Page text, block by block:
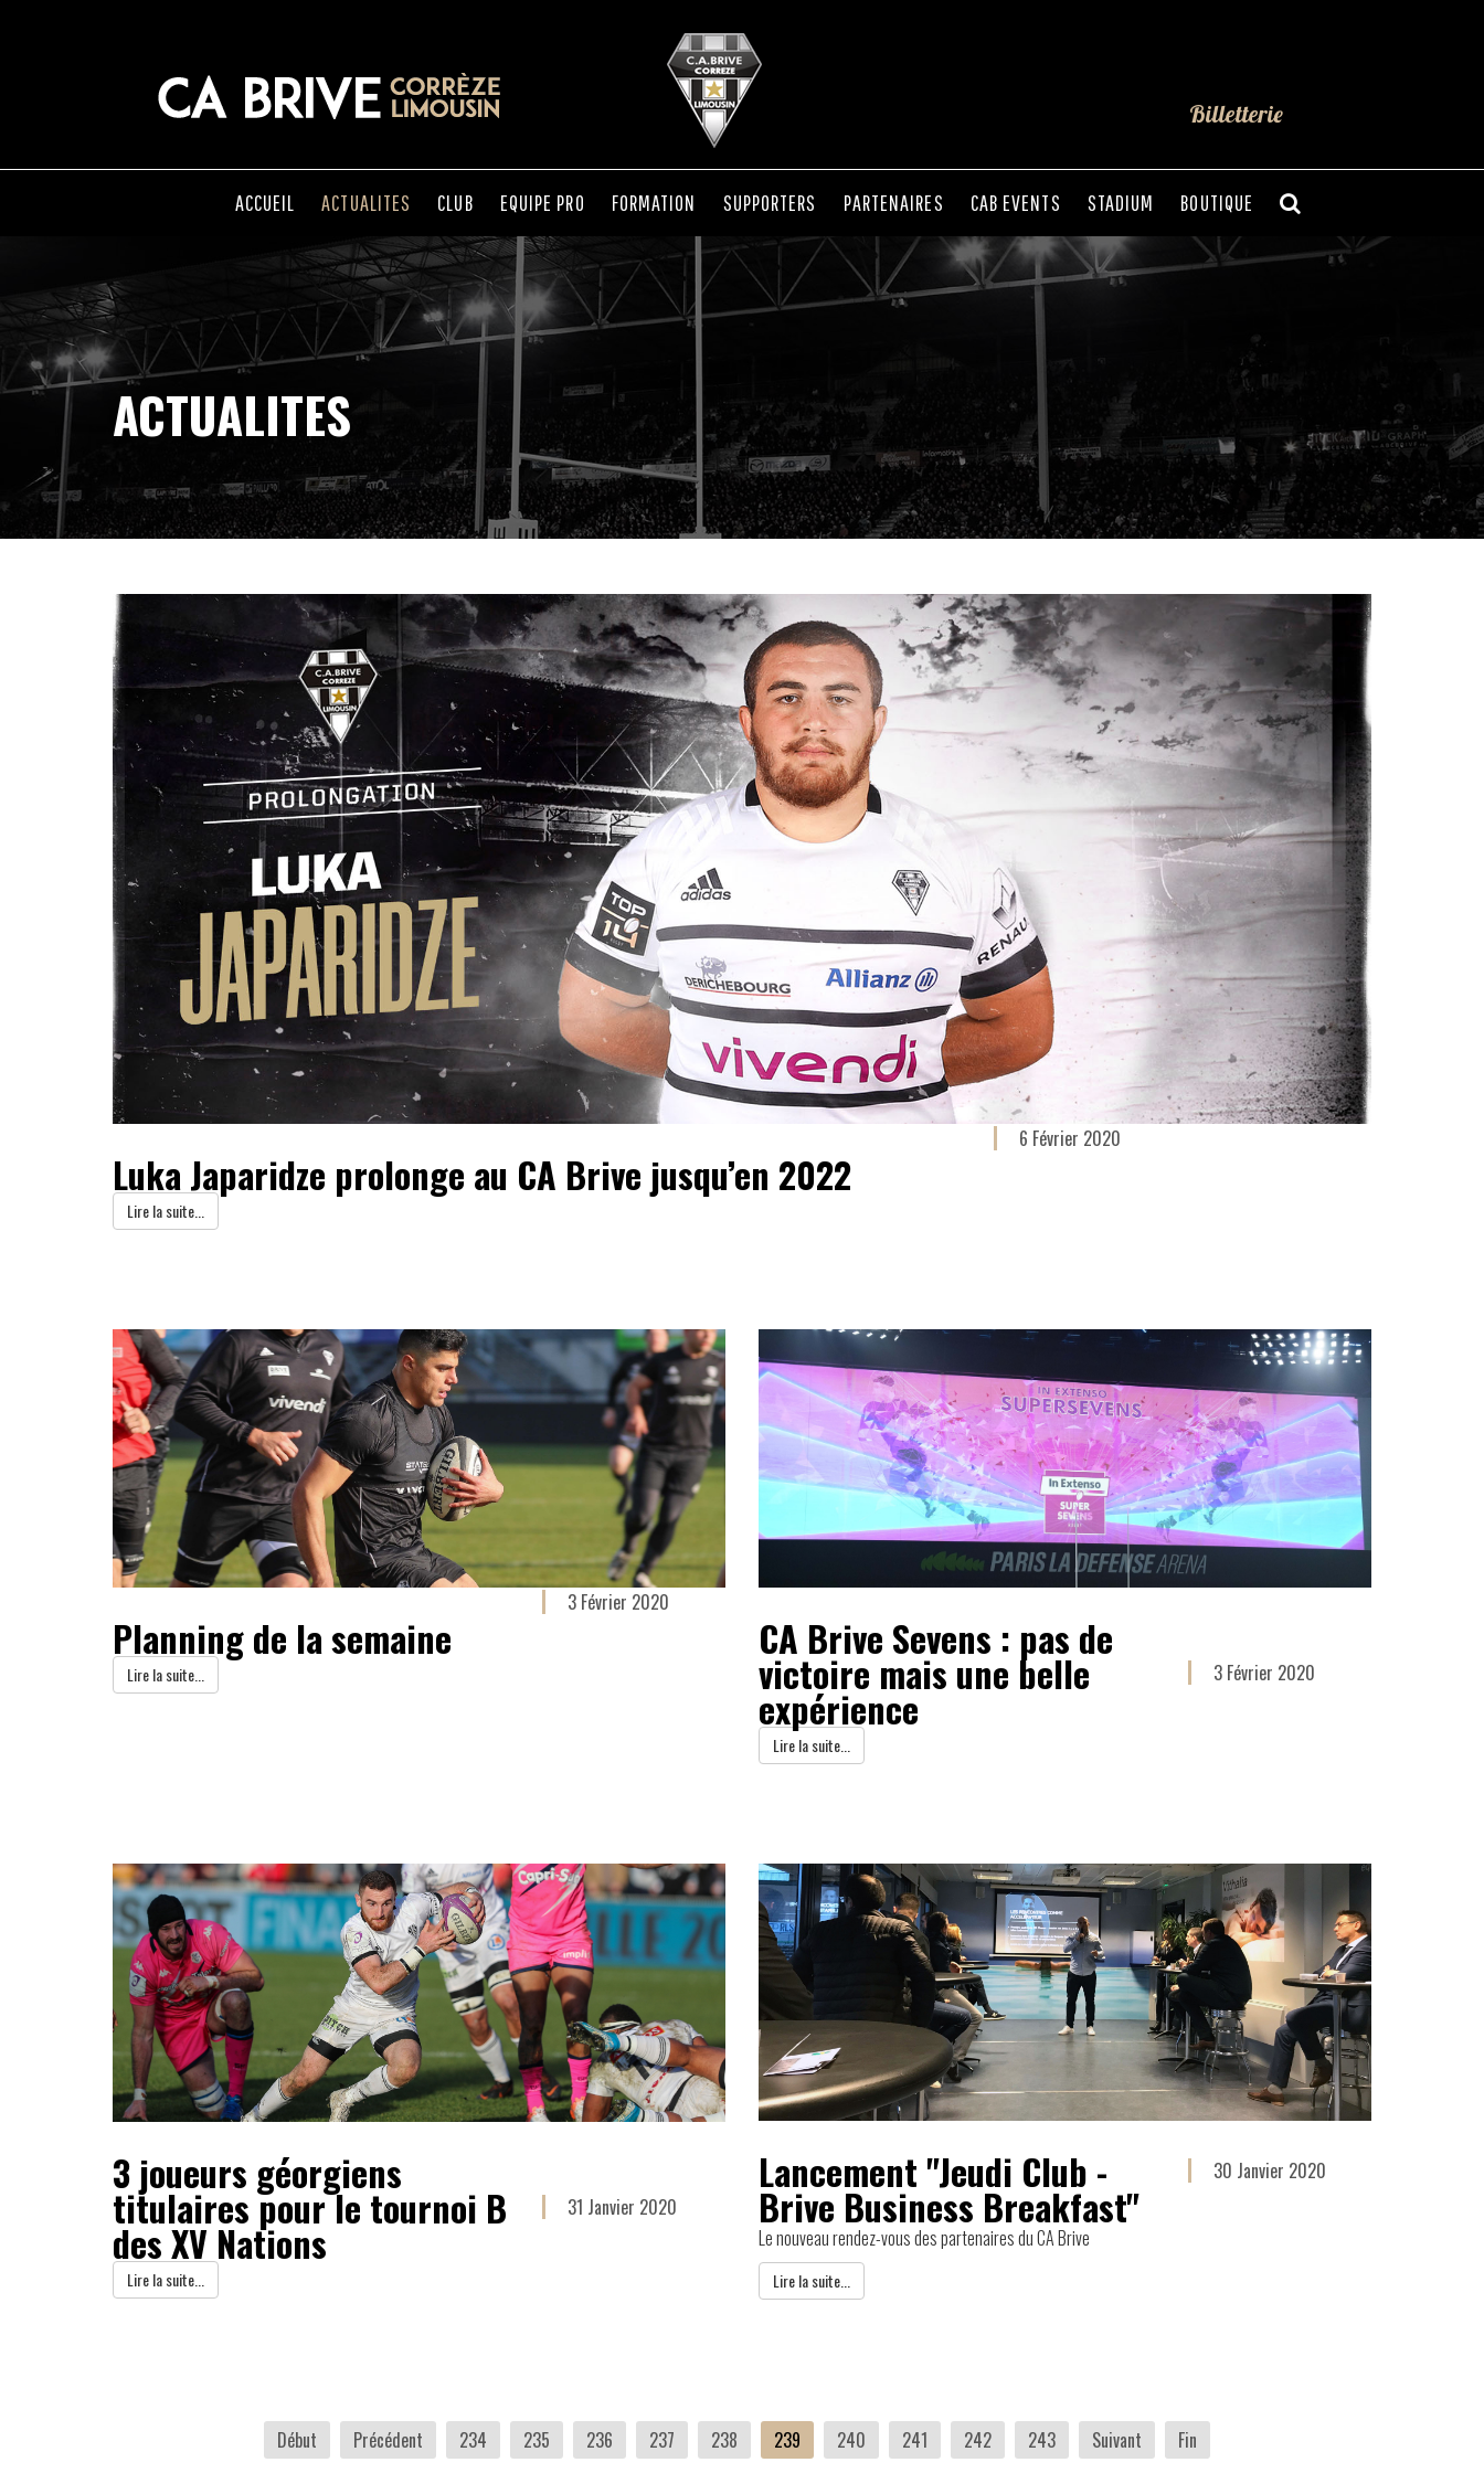
Billetterie
ACCUEIL ACTUALITES CLUB EQUIPE PRO FORMATION SUPPORTERS PARTENAIRES CAB EVENTS STADIUM BOUTIQUE
ACTUALITES
Luka Japaridze prolonge au CA Brive jusqu’en 2022
6 Février 2020
Lire la suite...
Planning de la semaine
3 Février 2020
Lire la suite...
CA Brive Sevens : pas de
victoire mais une belle
expérience
3 Février 2020
Lire la suite...
3 joueurs géorgiens
titulaires pour le tournoi B
des XV Nations
31 Janvier 2020
Lire la suite...
Lancement "Jeudi Club -
Brive Business Breakfast"
30 Janvier 2020
Le nouveau rendez-vous des partenaires du CA Brive
Lire la suite...
Début Précédent 234 235 236 237 238 239 240 241 242 243 Suivant Fin